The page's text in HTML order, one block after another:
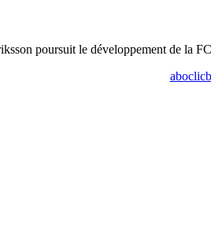
poursuit le développement de la